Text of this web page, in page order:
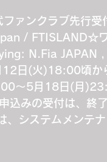
ァンクラブ先行受
/ FTISLAND☆
N.Fia JAPAN
12日(火)18:00頃か
～5月18日(月
みの受付は、終了
システムメンテナ